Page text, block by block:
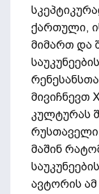
ქართული,
მიმართ და
მივიჩნევთ
კულტურას
რუსთაველი
მაშინ
ავტორის